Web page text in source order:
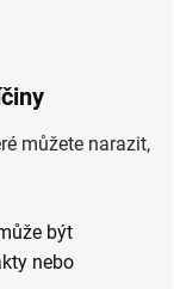
můžete narazit,
být
nebo